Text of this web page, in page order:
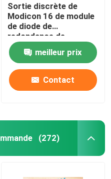
Sortie discrète de
Modicon 16 de module
de diode de
redondance de
140DRA84000
Schneidermeilleur prix
Contact
(272)